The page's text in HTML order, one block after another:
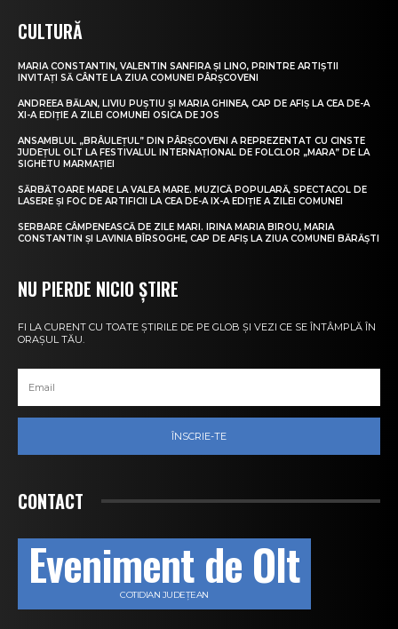
CULTURĂ
MARIA CONSTANTIN, VALENTIN SANFIRA ȘI LINO, PRINTRE ARTIȘTII
INVITAȚI SĂ CÂNTE LA ZIUA COMUNEI PÂRȘCOVENI
ANDREEA BĂLAN, LIVIU PUȘTIU ȘI MARIA GHINEA, CAP DE AFIȘ LA CEA DE-A
XI-A EDIȚIE A ZILEI COMUNEI OSICA DE JOS
ANSAMBLUL „BRÂULEȚUL” DIN PÂRȘCOVENI A REPREZENTAT CU CINSTE
JUDEȚUL OLT LA FESTIVALUL INTERNAȚIONAL DE FOLCLOR „MARA” DE LA
SIGHETU MARMAȚIEI
SĂRBĂTOARE MARE LA VALEA MARE. MUZICĂ POPULARĂ, SPECTACOL DE
LASERE ȘI FOC DE ARTIFICII LA CEA DE-A IX-A EDIȚIE A ZILEI COMUNEI
SERBARE CÂMPENEASCĂ DE ZILE MARI. IRINA MARIA BIROU, MARIA
CONSTANTIN ȘI LAVINIA BÎRSOGHE, CAP DE AFIȘ LA ZIUA COMUNEI BĂRĂȘTI
NU PIERDE NICIO ȘTIRE
FI LA CURENT CU TOATE ȘTIRILE DE PE GLOB ȘI VEZI CE SE ÎNTÂMPLĂ ÎN
ORAȘUL TĂU.
ÎNSCRIE-TE
CONTACT
Eveniment de Olt
COTIDIAN JUDEȚEAN